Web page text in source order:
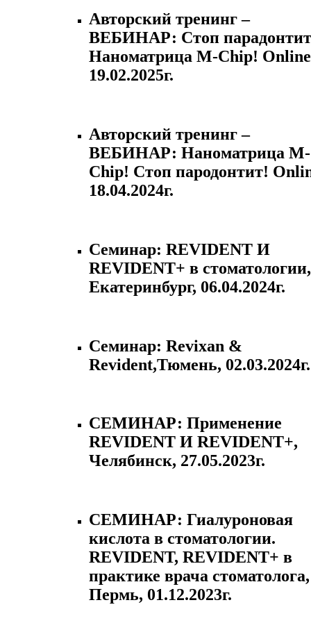
Авторский тренинг –
ВЕБИНАР: Стоп
Наноматрица M-Chip!
19.02.2025г.
Авторский тренинг –
ВЕБИНАР: Наноматрица M-
Chip! Стоп пародонтит!
18.04.2024г.
Семинар: REVIDENT И
REVIDENT+ в стоматологии,
Екатеринбург, 06.04.2024г.
Семинар: Revixan &
Revident,Тюмень, 02.03.2024г.
СЕМИНАР: Применение
REVIDENT И REVIDENT+,
Челябинск, 27.05.2023г.
СЕМИНАР: Гиалуроновая
кислота в стоматологии.
REVIDENT, REVIDENT+ в
практике врача стоматолога,
Пермь, 01.12.2023г.